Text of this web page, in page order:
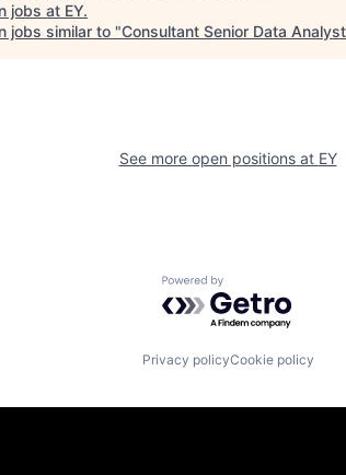
jobs at EY.
jobs similar to "Consultant Senior Data
See more open positions at EY
Powered by Getro.com
Privacy policyCookie policy